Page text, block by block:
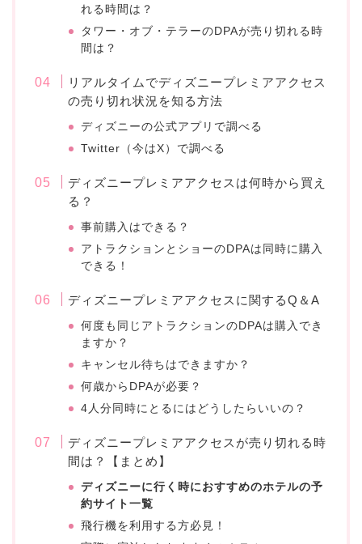
れる時間は？
タワー・オブ・テラーのDPAが売り切れる時
間は？
リアルタイムでディズニープレミアアクセス
の売り切れ状況を知る方法
ディズニーの公式アプリで調べる
Twitter（今はX）で調べる
ディズニープレミアアクセスは何時から買え
る？
事前購入はできる？
アトラクションとショーのDPAは同時に購入
できる！
ディズニープレミアアクセスに関するQ＆A
何度も同じアトラクションのDPAは購入でき
ますか？
キャンセル待ちはできますか？
何歳からDPAが必要？
4人分同時にとるにはどうしたらいいの？
ディズニープレミアアクセスが売り切れる時
間は？【まとめ】
ディズニーに行く時におすすめのホテルの予
約サイト一覧
飛行機を利用する方必見！